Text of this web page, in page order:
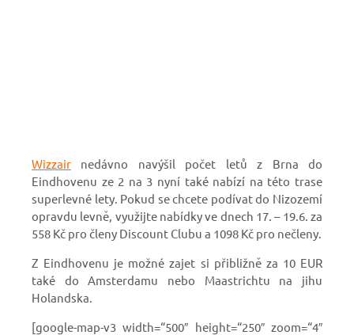
Wizzair nedávno navýšil počet letů z Brna do
Eindhovenu ze 2 na 3 nyní také nabízí na této trase
superlevné lety. Pokud se chcete podívat do Nizozemí
opravdu levně, využijte nabídky ve dnech 17. – 19.6. za
558 Kč pro členy Discount Clubu a 1098 Kč pro nečleny.
Z Eindhovenu je možné zajet si přibližně za 10 EUR
také do Amsterdamu nebo Maastrichtu na jihu
Holandska.
[google-map-v3 width=“500″ height=“250″ zoom=“4″